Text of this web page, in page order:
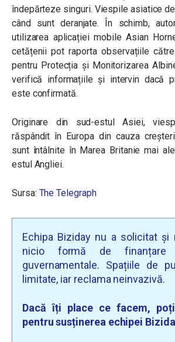
îndepărteze singuri. Viespile asiatice
când sunt deranjate. În schimb,
utilizarea aplicației mobile Asian
cetățenii pot raporta observațiile
pentru Protecția și Monitorizarea
verifică informațiile și intervin dacă
este confirmată.
Originare din sud-estul Asiei,
răspândit în Europa din cauza
sunt întâlnite în Marea Britanie mai
estul Angliei.
Sursa: The Telegraph
Echipa Biziday nu a solicitat și
nicio formă de finanțare
guvernamentale. Spațiile de
limitate, iar reclama neinvazivă.
Dacă îți place ce facem,
pentru susținerea echipei